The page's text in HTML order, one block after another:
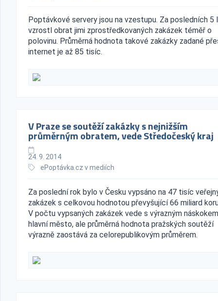
Poptávkové servery jsou na vzestupu. Za posledních 5
vzrostl obrat jimi zprostředkovaných zakázek téměř o
polovinu. Průměrná hodnota takové zakázky zadané
internet je až 85 tisíc.
V Praze se soutěží zakázky s nejnižším
průměrným obratem, vede Středočeský kraj
24. 9. 2014
ePoptávka.cz v mediích
Za poslední rok bylo v Česku vypsáno na 47 tisíc
zakázek s celkovou hodnotou převyšující 66 miliard
V počtu vypsaných zakázek vede s výrazným náskokem
hlavní město, ale průměrná hodnota pražských soutěží
výrazně zaostává za celorepublikovým průměrem.